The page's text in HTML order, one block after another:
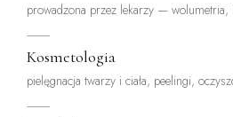
prowadzona przez lekarzy — wolumetria,
Kosmetologia
pielęgnacja twarzy i ciała, peelingi,